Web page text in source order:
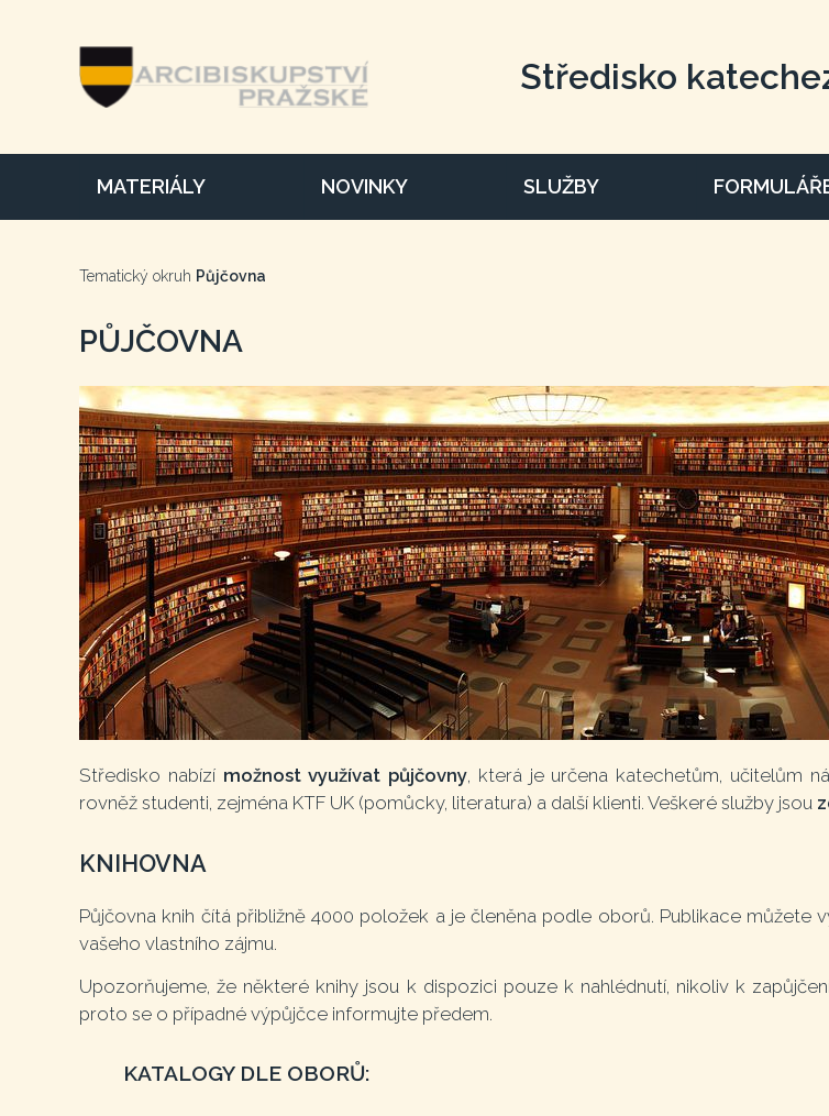
Středisko
MATERIÁLY NOVINKY SLUŽBY
Tematický okruh Půjčovna
PŮJČOVNA
Středisko nabízí možnost využívat půjčovny, která je určena katechetům, učitelům
rovněž studenti, zejména KTF UK (pomůcky, literatura) a další klienti. Veškeré služby jsou
KNIHOVNA
Půjčovna knih čítá přibližně 4000 položek a je členěna podle oborů. Publikace
vašeho vlastního zájmu.
Upozorňujeme, že některé knihy jsou k dispozici pouze k nahlédnutí, nikoliv k
proto se o případné výpůjčce informujte předem.
KATALOGY DLE OBORŮ: